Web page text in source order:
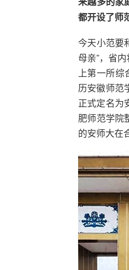
都开设了师
今天小范要
母亲”，省
上第一所
历安徽师范
正式定名为
肥师范学院
的安师大在